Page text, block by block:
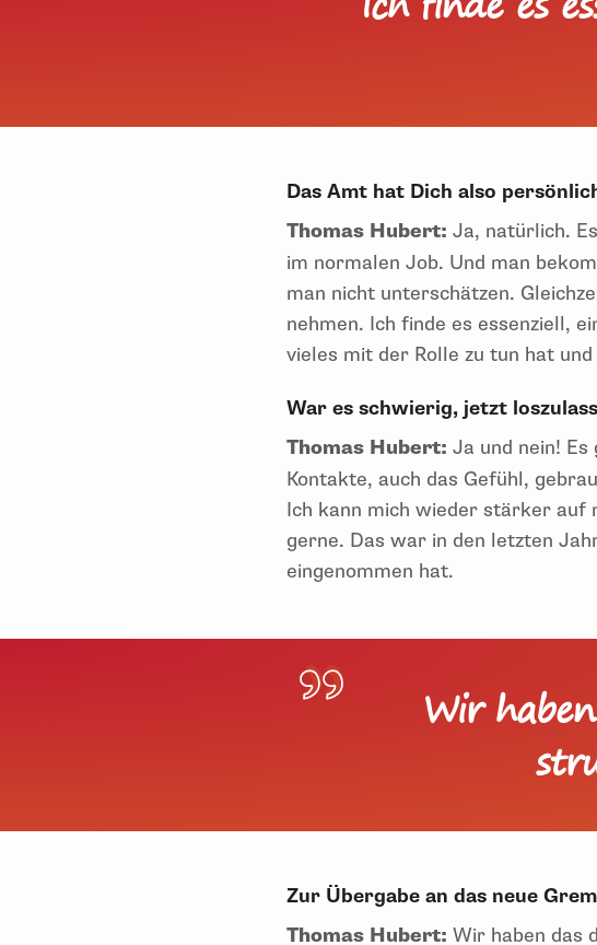
Das Amt hat Dich also
Thomas Hubert: Ja, natürlich.
im normalen Job. Und man
man nicht unterschätzen.
nehmen. Ich finde es essenziell,
vieles mit der Rolle zu tun hat
War es schwierig, jetzt
Thomas Hubert: Ja und nein!
Kontakte, auch das Gefühl,
Ich kann mich wieder stärker auf
gerne. Das war in den letzten
eingenommen hat.
Wir
Zur Übergabe an das neue
Thomas Hubert: Wir haben das